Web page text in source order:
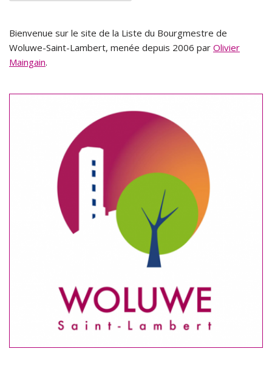
Bienvenue sur le site de la Liste du Bourgmestre de
Woluwe-Saint-Lambert, menée depuis 2006 par Olivier
Maingain.